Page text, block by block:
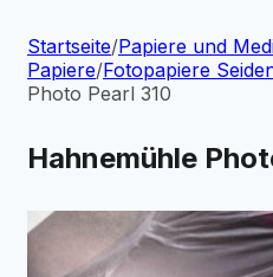
Startseite/Papiere und
Papiere/Fotopapiere
Photo Pearl 310
Hahnemühle